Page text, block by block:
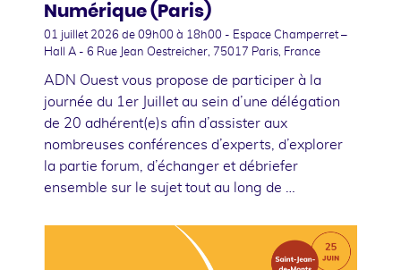
Numérique (Paris)
01 juillet 2026 de 09h00 à 18h00 - Espace Champerret –
Hall A - 6 Rue Jean Oestreicher, 75017 Paris, France
ADN Ouest vous propose de participer à la
journée du 1er Juillet au sein d’une délégation
de 20 adhérent(e)s afin d’assister aux
nombreuses conférences d’experts, d’explorer
la partie forum, d’échanger et débriefer
ensemble sur le sujet tout au long de …